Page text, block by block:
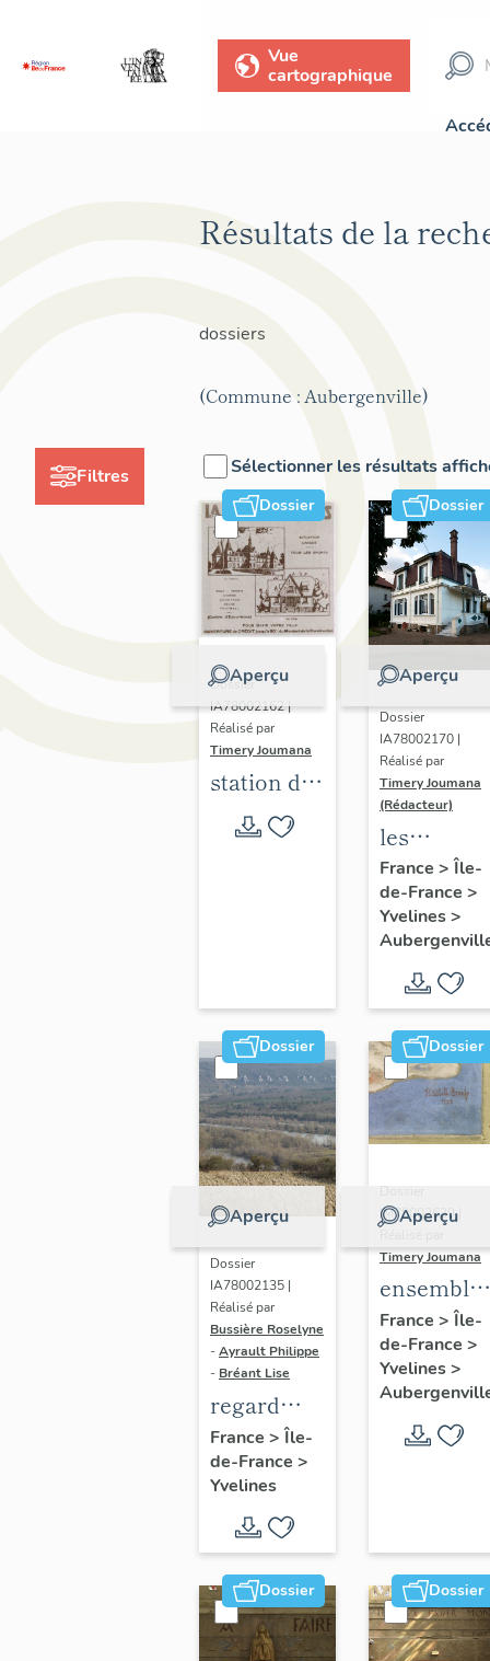
Vue
cartographique
Filtres
Résultats de la
dossiers
(Commune : Aubergenville)
Sélectionner les résultats
Dossier
Aperçu
Dossier
IA78002162 |
Réalisé par
Timery Joumana
station de
villégiature
d'Elisabethville
Dossier
Aperçu
Dossier
IA78002170 |
Réalisé par
Timery Joumana
(Rédacteur)
les
maisons
France > Île-
de-France >
Yvelines>
Dossier
Aperçu
Dossier
IA78002135 |
Réalisé par
Bussière Roselyne
-Ayrault Philippe
- Bréant Lise
regard
photographique
sur le
territoire
de Seine-
Aval
France > Île-
de-France >
Yvelines
Dossier
Aperçu
Dossier
IM78002639 |
Timery Joumana
ensemble
de cinq
peintures
France > Île-
de-France >
Yvelines>
Dossier Dossier